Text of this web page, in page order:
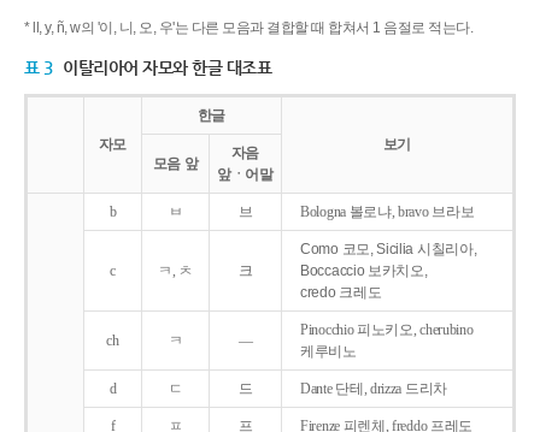
* ll, y, ñ, w의 '이, 니, 오, 우'는 다른 모음과 결합할 때 합쳐서 1 음절로 적는다.
표 3 이탈리아어 자모와 한글 대조표
자모
한글
보기
모음 앞
자음
앞ㆍ어말
b ㅂ 브 Bologna 볼로냐, bravo 브라보
c ㅋ, ㅊ 크
Como 코모, Sicilia 시칠리아,
Boccaccio 보카치오,
credo 크레도
ch ㅋ ―
Pinocchio 피노키오, cherubino
케루비노
d ㄷ 드 Dante 단테, drizza 드리차
f ㅍ 프 Firenze 피렌체, freddo 프레도